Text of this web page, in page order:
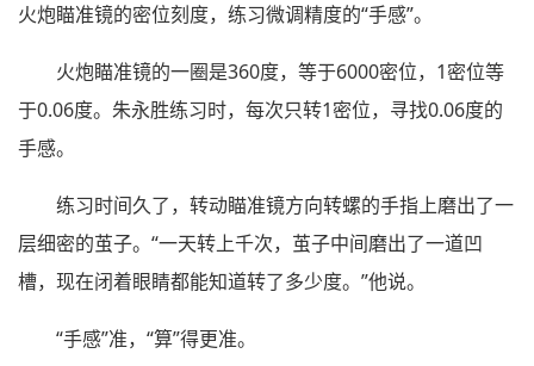
火炮瞄准镜的密位刻度，练习微调精度的“手感”。
火炮瞄准镜的一圈是360度，等于6000密位，1密位等
于0.06度。朱永胜练习时，每次只转1密位，寻找0.06度的
手感。
练习时间久了，转动瞄准镜方向转螺的手指上磨出了一
层细密的茧子。“一天转上千次，茧子中间磨出了一道凹
槽，现在闭着眼睛都能知道转了多少度。”他说。
“手感”准，“算”得更准。